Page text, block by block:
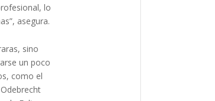
lo
asegura.
sino
un poco
como el